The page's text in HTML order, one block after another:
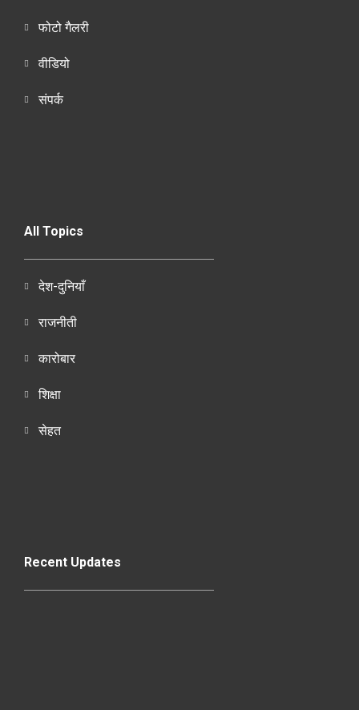
फोटो गैलरी
वीडियो
संपर्क
All Topics
देश-दुनियाँ
राजनीती
कारोबार
शिक्षा
सेहत
Recent Updates